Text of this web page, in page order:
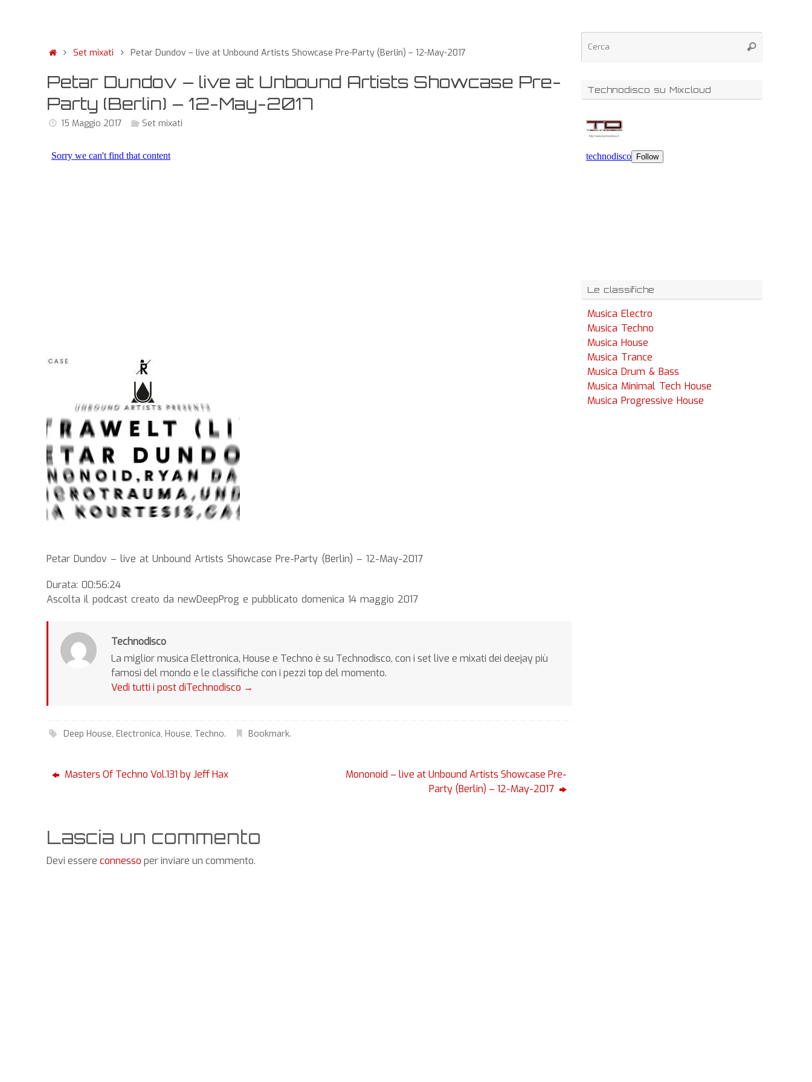
Set mixati Petar Dundov – live at Unbound Artists Showcase Pre-Party (Berlin) – 12-May-2017
Petar Dundov – live at Unbound Artists Showcase Pre-
Party (Berlin) – 12-May-2017
15 Maggio 2017 Set mixati
Petar Dundov – live at Unbound Artists Showcase Pre-Party (Berlin) – 12-May-2017
Durata: 00:56:24
Ascolta il podcast creato da newDeepProg e pubblicato domenica 14 maggio 2017
Technodisco
La miglior musica Elettronica, House e Techno è su Technodisco, con i set live e mixati dei deejay più
famosi del mondo e le classifiche con i pezzi top del momento.
Vedi tutti i post diTechnodisco →
Deep House,Electronica,House, Techno. Bookmark.
Masters Of Techno Vol.131 by Jeff Hax
Mononoid – live at Unbound Artists Showcase Pre-
Party (Berlin) – 12-May-2017
Lascia un commento
Devi essere connesso per inviare un commento.
Technodisco su Mixcloud
Le classifiche
Musica Electro
Musica Techno
Musica House
Musica Trance
Musica Drum & Bass
Musica Minimal Tech House
Musica Progressive House